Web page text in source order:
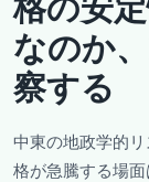
なのか
察する
中東の地政学的
格が急騰する場